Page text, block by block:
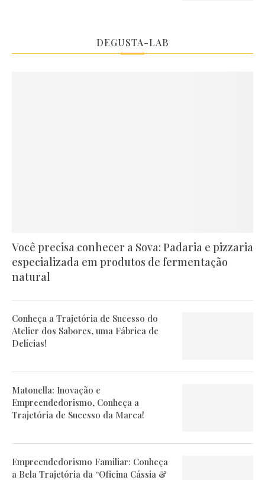
DEGUSTA-LAB
Você precisa conhecer a Sova: Padaria e pizzaria
especializada em produtos de fermentação
natural
Conheça a Trajetória de Sucesso do
Atelier dos Sabores, uma Fábrica de
Delícias!
Matonella: Inovação e
Empreendedorismo, Conheça a
Trajetória de Sucesso da Marca!
Empreendedorismo Familiar: Conheça
a Bela Trajetória da “Oficina Cássia &